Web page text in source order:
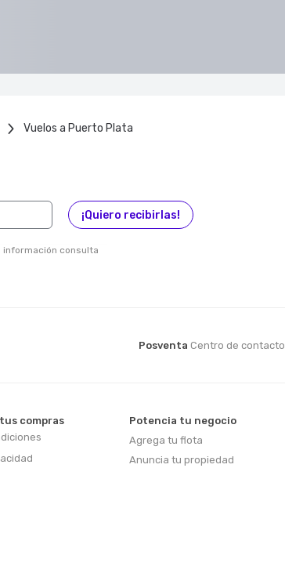
Vuelos a Puerto Plata
¡Quiero recibirlas!
información consulta
Posventa Centro de contacto
compras
Potencia tu negocio
Agrega tu flota
Anuncia tu propiedad